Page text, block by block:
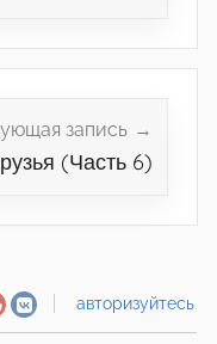
запись
(Часть 6)
авторизуйтесь